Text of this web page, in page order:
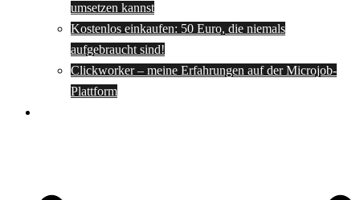
umsetzen kannst
Kostenlos einkaufen: 50 Euro, die niemals
aufgebraucht sind!
Clickworker – meine Erfahrungen auf der Microjob-
Plattform